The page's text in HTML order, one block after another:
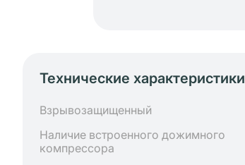
Технические характеристики
Взрывозащищенный
Наличие встроенного дожимного
компрессора